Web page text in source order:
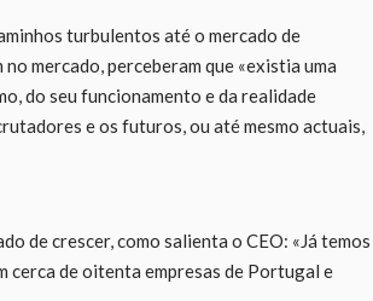
turbulentos até o mercado de
mercado, perceberam que «existia uma
do seu funcionamento e da realidade
e os futuros, ou até mesmo actuais,
de crescer, como salienta o CEO: «Já temos
cerca de oitenta empresas de Portugal e